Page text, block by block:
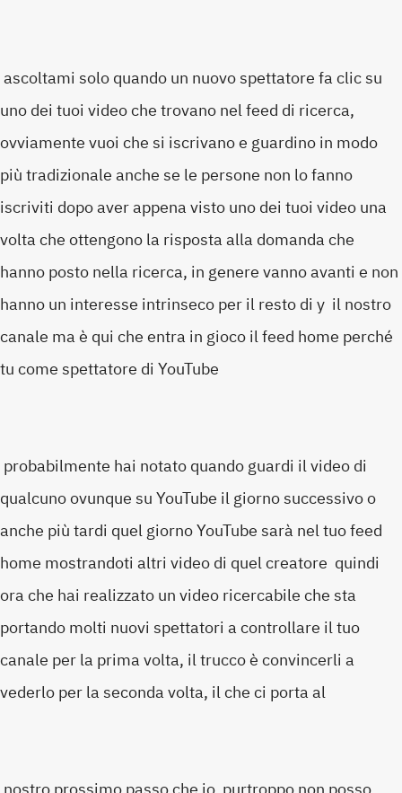
ascoltami solo quando un nuovo spettatore fa clic su
uno dei tuoi video che trovano nel feed di ricerca,
ovviamente vuoi che si iscrivano e guardino in modo
più tradizionale anche se le persone non lo fanno
iscriviti dopo aver appena visto uno dei tuoi video una
volta che ottengono la risposta alla domanda che
hanno posto nella ricerca, in genere vanno avanti e non
hanno un interesse intrinseco per il resto di y il nostro
canale ma è qui che entra in gioco il feed home perché
tu come spettatore di YouTube
probabilmente hai notato quando guardi il video di
qualcuno ovunque su YouTube il giorno successivo o
anche più tardi quel giorno YouTube sarà nel tuo feed
home mostrandoti altri video di quel creatore quindi
ora che hai realizzato un video ricercabile che sta
portando molti nuovi spettatori a controllare il tuo
canale per la prima volta, il trucco è convincerli a
vederlo per la seconda volta, il che ci porta al